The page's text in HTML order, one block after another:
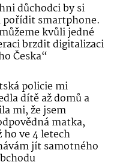
důchodci by si
pořídit smartphone.
kvůli jedné
brzdit digitalizaci
Česka“
policie mi
dítě až domů a
mi, že jsem
matka,
ho ve 4 letech
jít samotného